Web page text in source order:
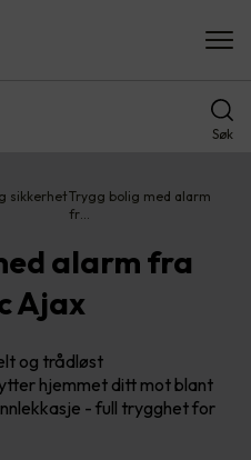
Søk
sikkerhetTrygg bolig med alarm
fr…
alarm fra
Ajax
og trådløst
hjemmet ditt mot blant
- full trygghet for